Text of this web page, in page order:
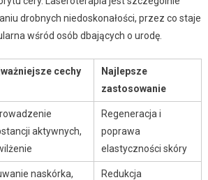
drobnych niedoskonałości, przez co staje
wśród osób dbających o urodę.
cechy
Najlepsze
zastosowanie
aktywnych,
Regeneracja i
poprawa
elastyczności skóry
naskórka,
Redukcja